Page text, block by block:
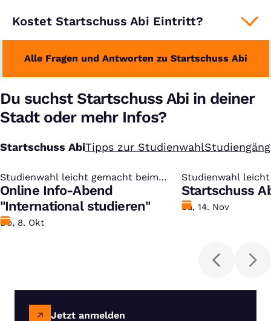
Kostet Startschuss Abi Eintritt?
Alle Fragen und Antworten zu Startschuss Abi
Du suchst Startschuss Abi in deiner
Stadt oder mehr Infos?
Startschuss AbiTipps zur Studienwahl
Studienwahl leicht gemacht beim
kostenlosen Studien-Infotag
:
Online Info-Abend
"International studieren"
Datum
Do, 8. Okt
Studienwahl
kostenlosen
:
Startschuss
Datum
Sa, 14. Nov
Jetzt anmelden